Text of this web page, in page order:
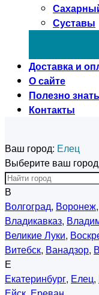
Суставы
Доставка и
О сайте
Полезно знать
Контакты
Ваш город: Елец
Выберите ваш город
В
Волгоград, Воронеж,
Владикавказ,
Великие Луки,
Витебск, Ванадзор,
Е
Екатеринбург, Елец,